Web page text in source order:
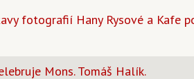
fotografií Hany Rysové a Kafe
Mons. Tomáš Halík.